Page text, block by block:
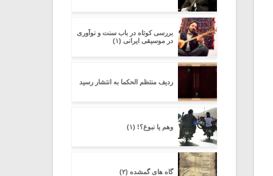
بررسی کوتاه در باب سنت و نوآوری
در موسیقی ایرانی (۱)
ردیف منتظم الحکما به انتشار رسید
وهم یا نبوغ‌؟! (۱)
گاه های گمشده (۲)